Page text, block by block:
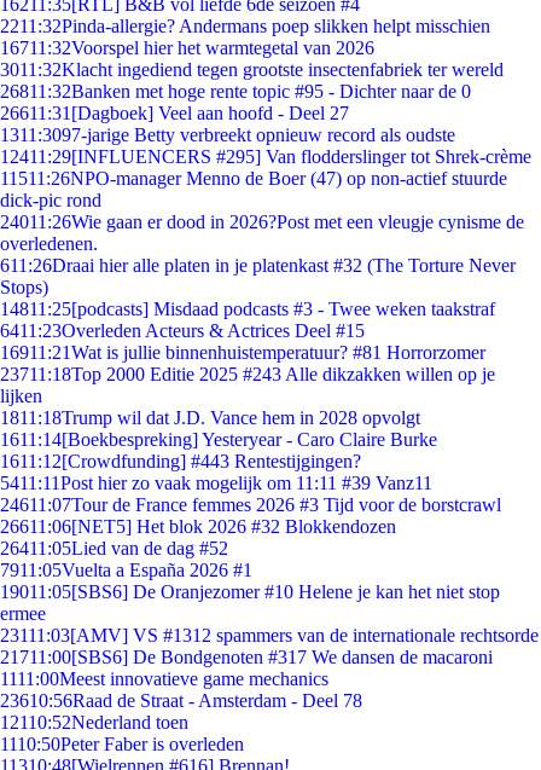
16211:35[RTL] B&B vol liefde 6de seizoen #4
2211:32Pinda-allergie? Andermans poep slikken helpt misschien
16711:32Voorspel hier het warmtegetal van 2026
3011:32Klacht ingediend tegen grootste insectenfabriek ter wereld
26811:32Banken met hoge rente topic #95 - Dichter naar de 0
26611:31 [Dagboek] Veel aan hoofd - Deel 27
1311:3097-jarige Betty verbreekt opnieuw record als oudste
12411:29[INFLUENCERS #295] Van flodderslinger tot Shrek-crème
11511:26NPO-manager Menno de Boer (47) op non-actief stuurde
dick-pic rond
24011:26Wie gaan er dood in 2026?Post met een vleugje cynisme de
overledenen.
611:26Draai hier alle platen in je platenkast #32 (The Torture Never
Stops)
14811:25[podcasts] Misdaad podcasts #3 - Twee weken taakstraf
6411:23Overleden Acteurs & Actrices Deel #15
16911:21Wat is jullie binnenhuistemperatuur? #81 Horrorzomer
23711:18Top 2000 Editie 2025 #243 Alle dikzakken willen op je
lijken
1811:18Trump wil dat J.D. Vance hem in 2028 opvolgt
1611:14[Boekbespreking] Yesteryear - Caro Claire Burke
1611:12[Crowdfunding] #443 Rentestijgingen?
5411:11Post hier zo vaak mogelijk om 11:11 #39 Vanz11
24611:07Tour de France femmes 2026 #3 Tijd voor de borstcrawl
26611:06[NET5] Het blok 2026 #32 Blokkendozen
26411:05Lied van de dag #52
7911:05Vuelta a España 2026 #1
19011:05[SBS6] De Oranjezomer #10 Helene je kan het niet stop
ermee
23111:03[AMV] VS #1312 spammers van de internationale rechtsorde
21711:00[SBS6] De Bondgenoten #317 We dansen de macaroni
1111:00Meest innovatieve game mechanics
23610:56Raad de Straat - Amsterdam - Deel 78
12110:52Nederland toen
1110:50Peter Faber is overleden
11310:48[Wielrennen #616] Brennan!